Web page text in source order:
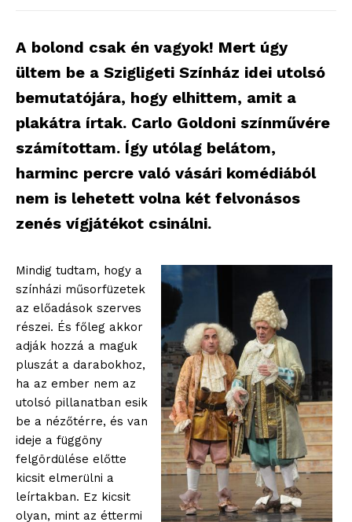
A bolond csak én vagyok! Mert úgy
ültem be a Szigligeti Színház idei utolsó
bemutatójára, hogy elhittem, amit a
plakátra írtak. Carlo Goldoni színművére
számítottam. Így utólag belátom,
harminc percre való vásári komédiából
nem is lehetett volna két felvonásos
zenés vígjátékot csinálni.
Mindig tudtam, hogy a
színházi műsorfüzetek
az előadások szerves
részei. És főleg akkor
adják hozzá a maguk
pluszát a darabokhoz,
ha az ember nem az
utolsó pillanatban esik
be a nézőtérre, és van
ideje a függöny
felgördülése előtte
kicsit elmerülni a
leírtakban. Ez kicsit
olyan, mint az éttermi